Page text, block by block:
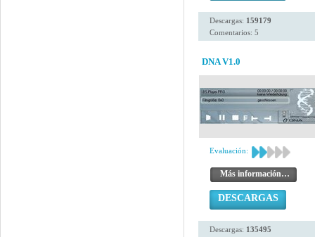
Descargas: 159179
Comentarios: 5
DNA V1.0
Evaluación:
Más información…
DESCARGAS
Descargas: 135495